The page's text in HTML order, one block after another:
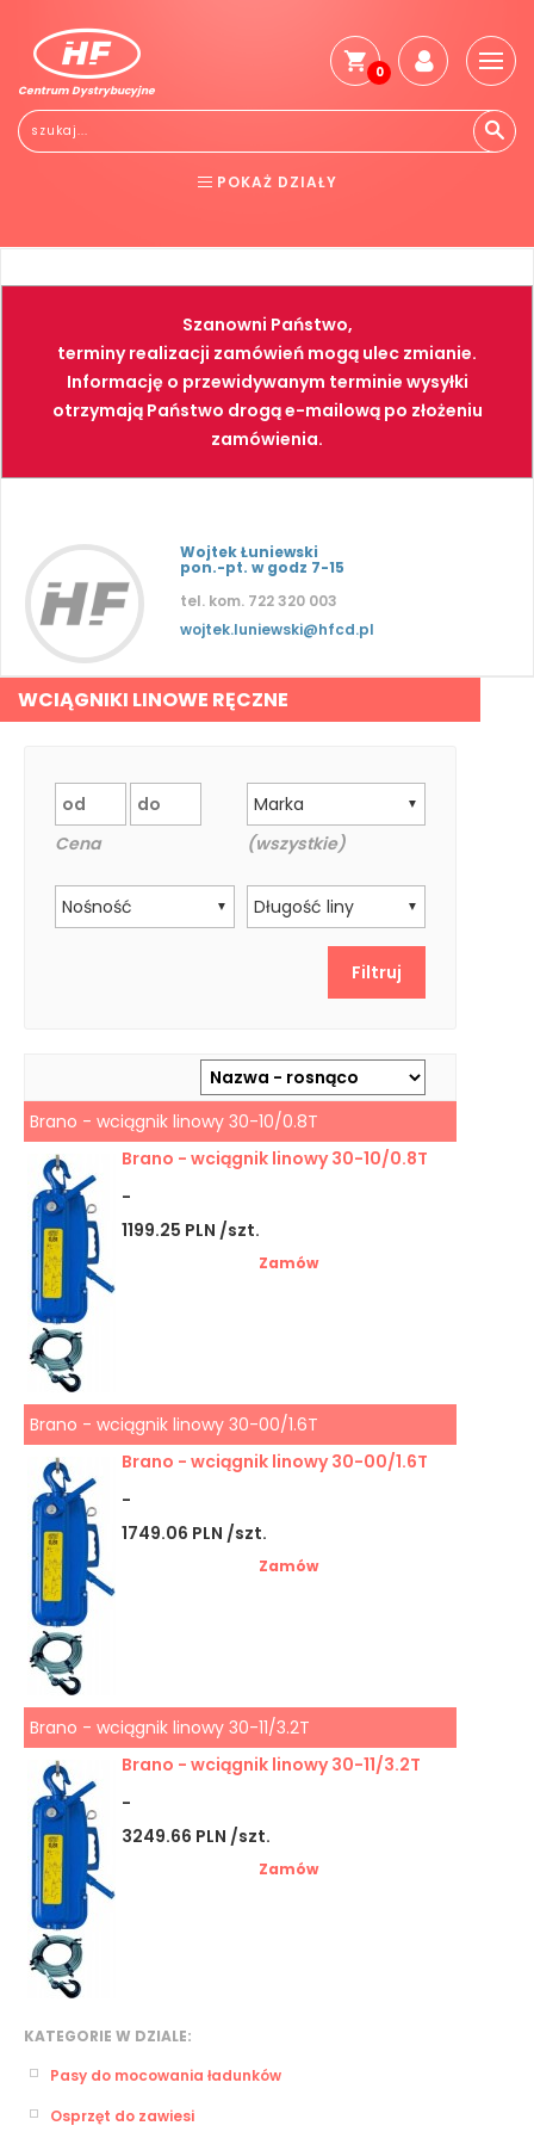
Centrum Dystrybucyjne
0
POKAŻ DZIAŁY
NARZĘDZIA SPAWALNICTWO
FARBY PNEUMATYKA
Szanowni Państwo,
terminy realizacji zamówień mogą ulec zmianie.
Informację o przewidywanym terminie wysyłki
otrzymają Państwo drogą e-mailową po złożeniu
zamówienia.
Wojtek Łuniewski
pon.-pt. w godz 7-15
tel. kom. 722 320 003
wojtek.luniewski@hfcd.pl
WCIĄGNIKI LINOWE RĘCZNE
KATEGORIE W DZIALE:
Pasy do mocowania ładunków
Osprzęt do zawiesi
Cena
▼
Marka
(wszystkie)
▼
Nośność ▼
Długość liny
Brano - wciągnik linowy 30-10/0.8T
Brano - wciągnik linowy 30-10/0.8T
-
1199.25 PLN /szt.
Zamów
Brano - wciągnik linowy 30-00/1.6T
Brano - wciągnik linowy 30-00/1.6T
-
1749.06 PLN /szt.
Zamów
Brano - wciągnik linowy 30-11/3.2T
Brano - wciągnik linowy 30-11/3.2T
-
3249.66 PLN /szt.
Zamów